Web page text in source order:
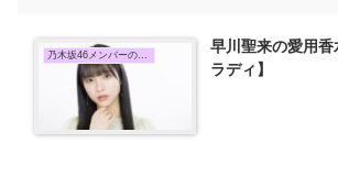
乃木坂46メンバーの愛用香水まとめ
早川聖来の愛用
ラディ】